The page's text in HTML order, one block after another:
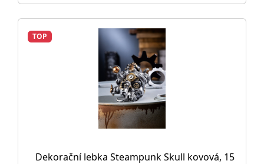
TOP
Dekorační lebka Steampunk Skull kovová, 15